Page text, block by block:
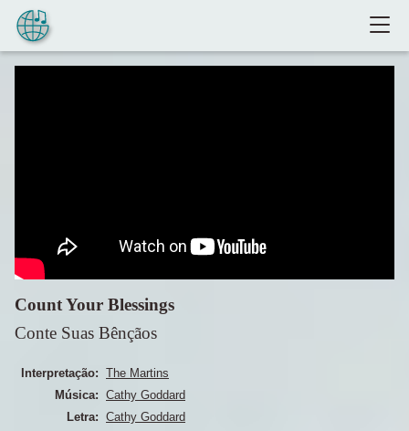
Pular para o conteúdo
Count Your Blessings
Conte Suas Bênçãos
Interpretação: The Martins
Música: Cathy Goddard
Letra: Cathy Goddard